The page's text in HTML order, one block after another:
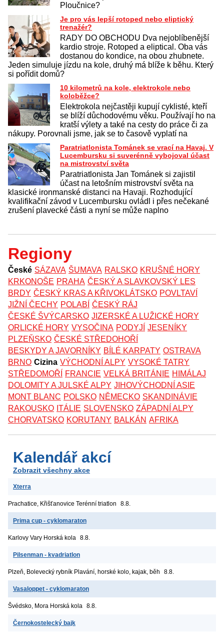
Ploučnice?
Je pro vás lepší rotoped nebo eliptický
trenažér?
RADY DO OBCHODU Dva nejoblíbenější
kardio stroje. Rotoped a eliptical. Oba vás
dostanou do kondice, na obou zhubnete.
Jeden simuluje jízdu na kole, druhý má blíže k běhu. Který
si pořídit domů?
10 kilometrů na kole, elektrokole nebo
koloběžce?
Elektrokola nejčastěji kupují cyklisté, kteří
se blíží důchodovému věku. Používají ho na
kratší výlety a také na cesty do práce či za
nákupy. Porovnali jsme, jak se to časově vyplatí na
Paratriatlonista Tománek se vrací na Havaj. V
Lucembursku si suverénně vybojoval účast
na mistrovství světa
Paratriatlonista Jan Tománek si zajistil
účast na letošním mistrovství světa na
klasické ironmanské distanci na Havaji. Rozhodující
kvalifikační závod v Lucembursku ovládl i přes nečekané
zrušení plavecké části a nyní se může naplno
Regiony
České SÁZAVA ŠUMAVA RALSKO KRUŠNÉ HORY
KRKONOŠE PRAHA ČESKÝ A SLAVKOVSKÝ LES
BRDY ČESKÝ KRAS A KŘIVOKLÁTSKO POVLTAVÍ
JIŽNÍ ČECHY POLABÍ ČESKÝ RÁJ
ČESKÉ ŠVÝCARSKO JIZERSKÉ A LUŽICKÉ HORY
ORLICKÉ HORY VYSOČINA PODYJÍ JESENÍKY
PLZEŇSKO ČESKÉ STŘEDOHOŘÍ
BESKYDY A JAVORNÍKY BÍLÉ KARPATY OSTRAVA
BRNO Cizina VÝCHODNÍ ALPY VYSOKÉ TATRY
STŘEDOMOŘÍ
FRANCIE VELKÁ BRITÁNIE HIMÁLAJ
DOLOMITY A JULSKÉ ALPY JIHOVÝCHODNÍ ASIE
MONT BLANC POLSKO NĚMECKO SKANDINÁVIE
RAKOUSKO ITÁLIE SLOVENSKO ZÁPADNÍ ALPY
CHORVATSKO KORUTANY BALKÁN AFRIKA
Kalendář akcí
Zobrazit všechny akce
Xterra
Prachatice, Křišťanovice Terénní triatlon 8.8.
Prima cup - cyklomaraton
Karlovy Vary Horská kola 8.8.
Pilsenman - kvadriatlon
Plzeň, Bolevecký rybník Plavání, horské kolo, kajak, běh 8.8.
Vasaloppet - cyklomaraton
Švédsko, Mora Horská kola 8.8.
Černokostelecký bajk